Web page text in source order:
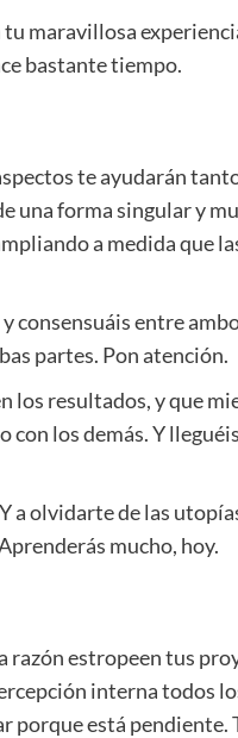
maravillosa
bastante tiempo.
te ayudarán
una forma singular y
a medida que
consensuáis entre
partes. Pon atención.
los resultados, y que
los demás. Y
a olvidarte de las
mucho, hoy.
razón estropeen tus
interna todos
porque está pendiente.